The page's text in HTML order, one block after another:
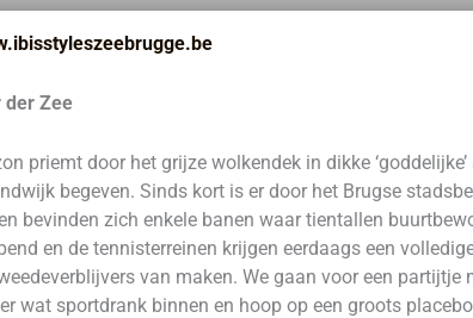
der Zee
priemt door het grijze wolkendek in dikke
begeven. Sinds kort is er door het Brugse
bevinden zich enkele banen waar tientallen
en de tennisterreinen krijgen eerdaags een
van maken. We gaan voor een
wat sportdrank binnen en hoop op een groots